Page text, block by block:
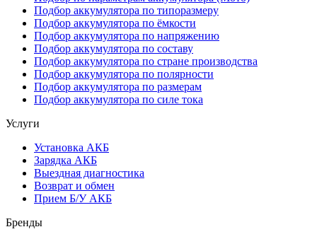
Подбор аккумулятора по типоразмеру
Подбор аккумулятора по ёмкости
Подбор аккумулятора по напряжению
Подбор аккумулятора по составу
Подбор аккумулятора по стране производства
Подбор аккумулятора по полярности
Подбор аккумулятора по размерам
Подбор аккумулятора по силе тока
Услуги
Установка АКБ
Зарядка АКБ
Выездная диагностика
Возврат и обмен
Прием Б/У АКБ
Бренды